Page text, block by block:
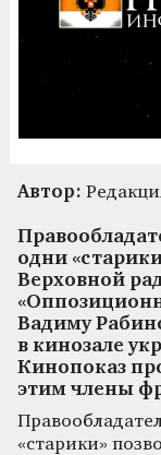
Автор:
одни
Верховной
Вадиму
в кинозале
Кинопоказ
этим члены
«старики»